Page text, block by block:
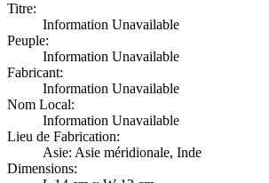
Titre:
Information Unavailable
Peuple:
Information Unavailable
Fabricant:
Information Unavailable
Nom Local:
Information Unavailable
Lieu de Fabrication:
Asie: Asie méridionale, Inde
Dimensions: